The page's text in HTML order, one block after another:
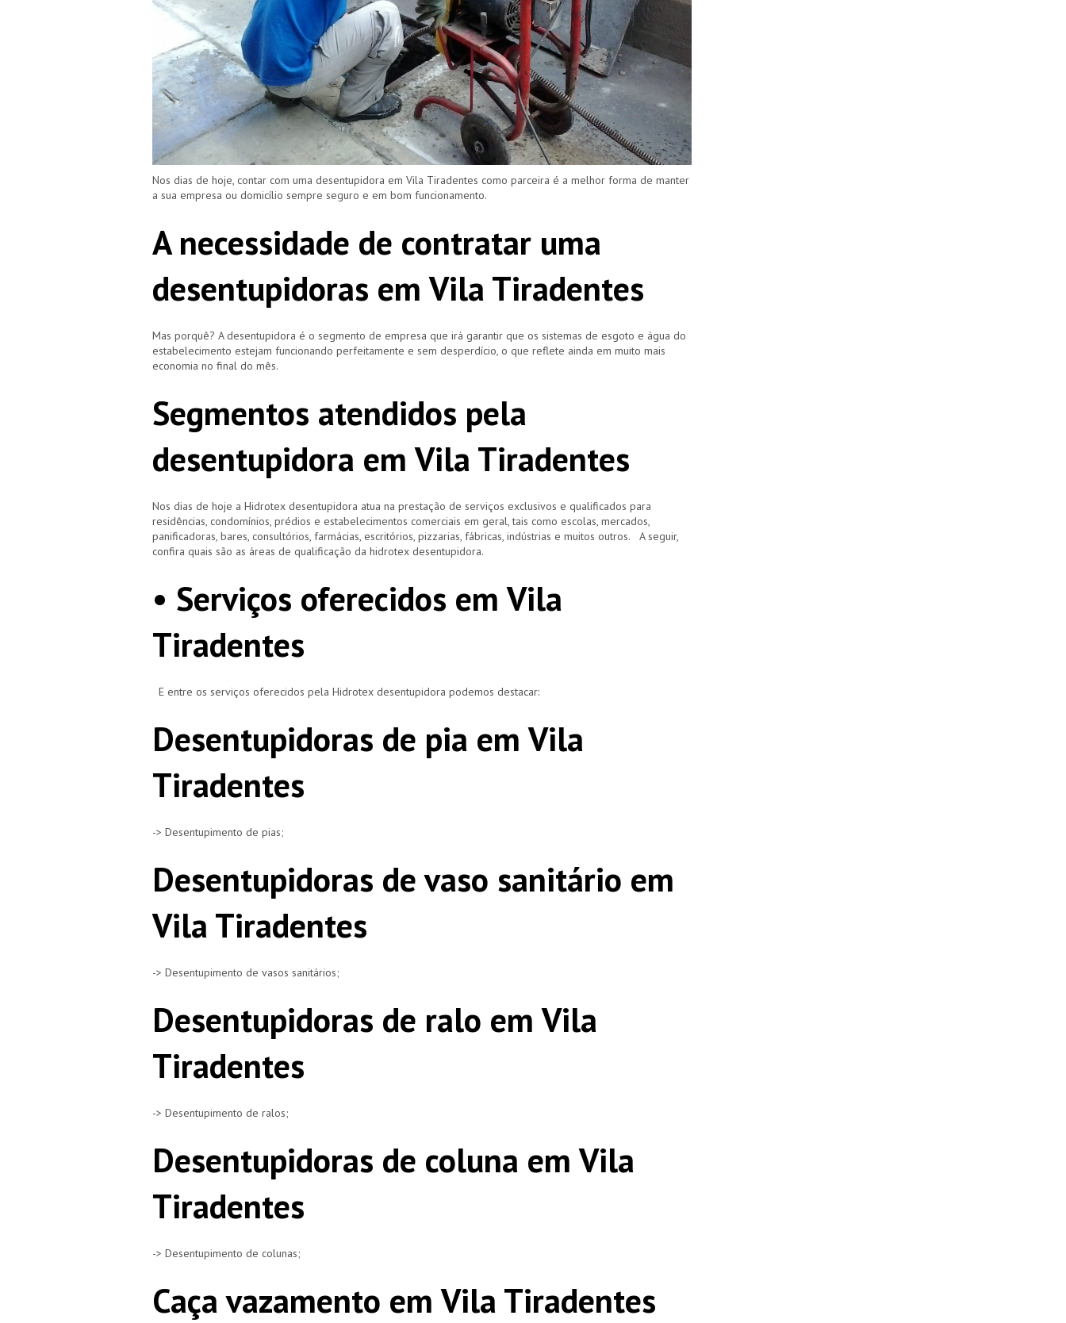
Nos dias de hoje, contar com uma desentupidora em Vila Tiradentes como parceira é a melhor forma de manter
a sua empresa ou domicílio sempre seguro e em bom funcionamento.
A necessidade de contratar uma
desentupidoras em Vila Tiradentes
Mas porquê? A desentupidora é o segmento de empresa que irá garantir que os sistemas de esgoto e água do
estabelecimento estejam funcionando perfeitamente e sem desperdício, o que reflete ainda em muito mais
economia no final do mês.
Segmentos atendidos pela
desentupidora em Vila Tiradentes
Nos dias de hoje a Hidrotex desentupidora atua na prestação de serviços exclusivos e qualificados para
residências, condomínios, prédios e estabelecimentos comerciais em geral, tais como escolas, mercados,
panificadoras, bares, consultórios, farmácias, escritórios, pizzarias, fábricas, indústrias e muitos outros. A seguir,
confira quais são as áreas de qualificação da hidrotex desentupidora.
• Serviços oferecidos em Vila
Tiradentes
E entre os serviços oferecidos pela Hidrotex desentupidora podemos destacar:
Desentupidoras de pia em Vila
Tiradentes
-> Desentupimento de pias;
Desentupidoras de vaso sanitário em
Vila Tiradentes
-> Desentupimento de vasos sanitários;
Desentupidoras de ralo em Vila
Tiradentes
-> Desentupimento de ralos;
Desentupidoras de coluna em Vila
Tiradentes
-> Desentupimento de colunas;
Caça vazamento em Vila Tiradentes